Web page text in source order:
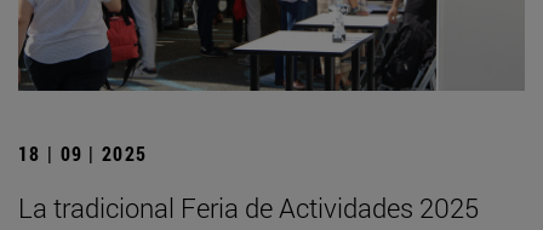
18 | 09 | 2025
La tradicional Feria de Actividades 2025